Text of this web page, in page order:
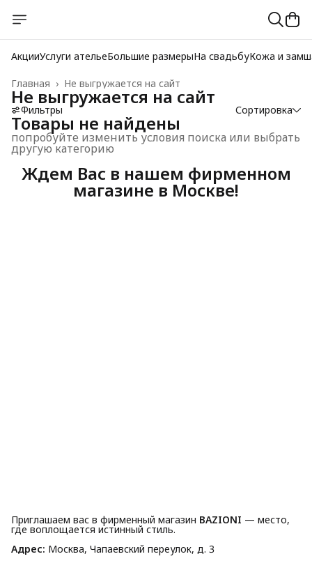
АкцииУслуги ательеБольшие размерыНа свадьбуКожа и
Не выгружается на сайт
Главная ›
Не выгружается на сайт
Фильтры Сортировка
Товары не найдены
попробуйте изменить условия поиска или выбрать
другую категорию
Ждем Вас в нашем фирменном
магазине в Москве!
Приглашаем вас в фирменный магазин BAZIONI — место,
где воплощается истинный стиль.
Адрес: Москва, Чапаевский переулок, д. 3